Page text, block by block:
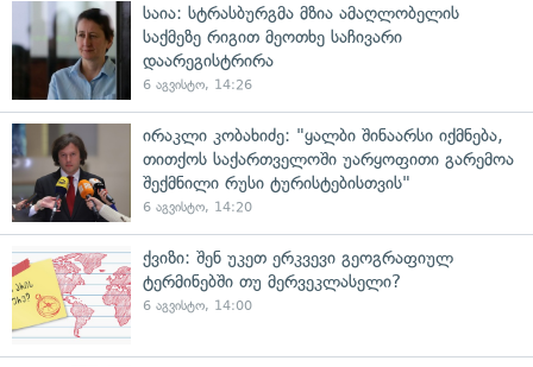
საია: სტრასბურგმა მზია ამაღლობელის
საქმეზე რიგით მეოთხე საჩივარი
დაარეგისტრირა
6 აგვისტო, 14:26
ირაკლი კობახიძე: "ყალბი შინაარსი იქმნება,
თითქოს საქართველოში უარყოფითი გარემოა
შექმნილი რუსი ტურისტებისთვის"
6 აგვისტო, 14:20
ქვიზი: შენ უკეთ ერკვევი გეოგრაფიულ
ტერმინებში თუ მერვეკლასელი?
6 აგვისტო, 14:00